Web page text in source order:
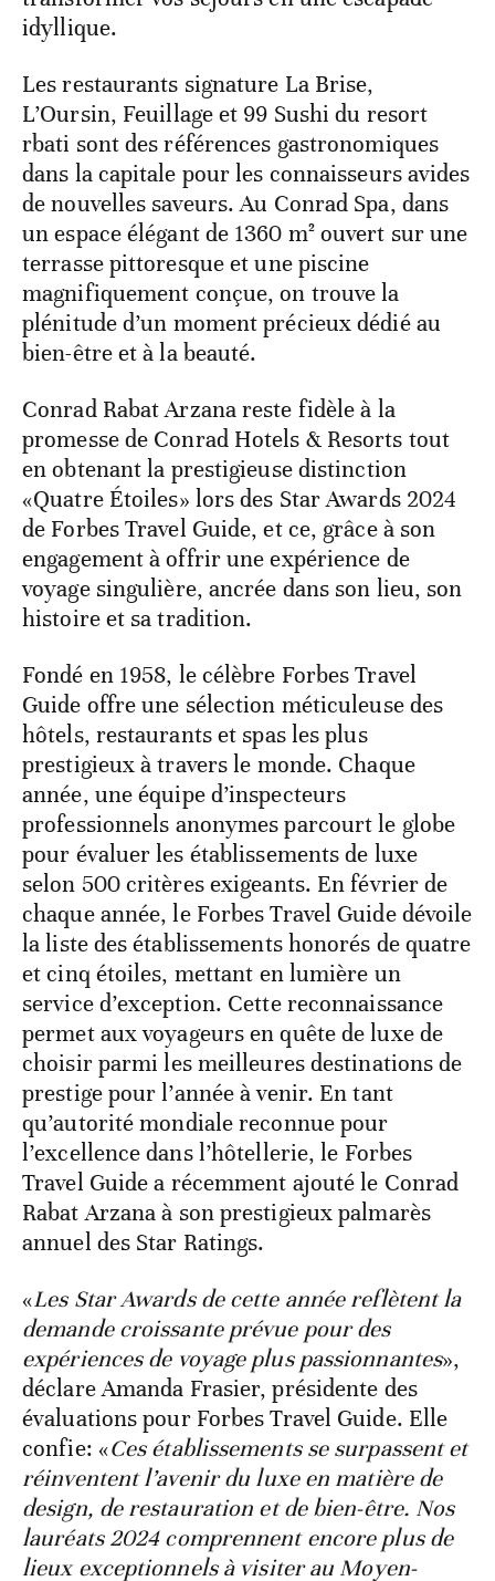
idyllique.
Les restaurants signature La Brise,
L’Oursin, Feuillage et 99 Sushi du resort
rbati sont des références gastronomiques
dans la capitale pour les connaisseurs avides
de nouvelles saveurs. Au Conrad Spa, dans
un espace élégant de 1360 m² ouvert sur une
terrasse pittoresque et une piscine
magnifiquement conçue, on trouve la
plénitude d’un moment précieux dédié au
bien-être et à la beauté.
Conrad Rabat Arzana reste fidèle à la
promesse de Conrad Hotels & Resorts tout
en obtenant la prestigieuse distinction
«Quatre Étoiles» lors des Star Awards 2024
de Forbes Travel Guide, et ce, grâce à son
engagement à offrir une expérience de
voyage singulière, ancrée dans son lieu, son
histoire et sa tradition.
Fondé en 1958, le célèbre Forbes Travel
Guide offre une sélection méticuleuse des
hôtels, restaurants et spas les plus
prestigieux à travers le monde. Chaque
année, une équipe d’inspecteurs
professionnels anonymes parcourt le globe
pour évaluer les établissements de luxe
selon 500 critères exigeants. En février de
chaque année, le Forbes Travel Guide dévoile
la liste des établissements honorés de quatre
et cinq étoiles, mettant en lumière un
service d’exception. Cette reconnaissance
permet aux voyageurs en quête de luxe de
choisir parmi les meilleures destinations de
prestige pour l’année à venir. En tant
qu’autorité mondiale reconnue pour
l’excellence dans l’hôtellerie, le Forbes
Travel Guide a récemment ajouté le Conrad
Rabat Arzana à son prestigieux palmarès
annuel des Star Ratings.
«Les Star Awards de cette année reflètent la
demande croissante prévue pour des
expériences de voyage plus passionnantes»,
déclare Amanda Frasier, présidente des
évaluations pour Forbes Travel Guide. Elle
confie: «Ces établissements se surpassent et
réinventent l’avenir du luxe en matière de
design, de restauration et de bien-être. Nos
lauréats 2024 comprennent encore plus de
lieux exceptionnels à visiter au Moyen-